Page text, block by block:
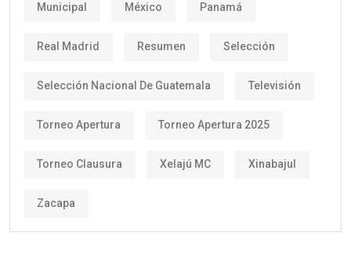
Municipal México Panamá
Real Madrid Resumen Selección
Selección Nacional De Guatemala Televisión
Torneo Apertura Torneo Apertura 2025
Torneo Clausura Xelajú MC Xinabajul
Zacapa